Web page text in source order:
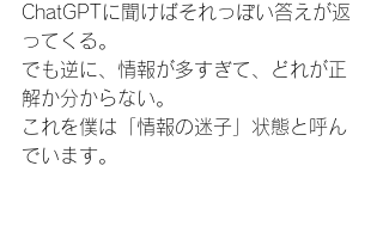
ChatGPTに聞けばそれっぽい答えが返
ってくる。
でも逆に、情報が多すぎて、どれが正
解か分からない。
これを僕は「情報の迷子」状態と呼ん
でいます。